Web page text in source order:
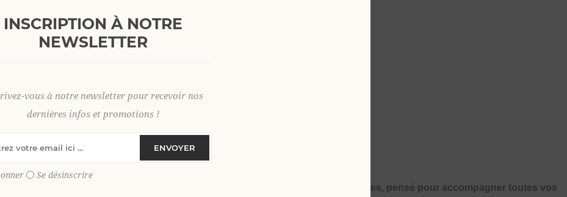
9306621026261
Cap sur le soleil avec notre short de bain à larges rayures, pensé pour accompagner toutes vos
INSCRIPTION À NOTRE
NEWSLETTER
vous à notre newsletter pour recevoir nos
dernières infos et promotions !
ENVOYER
Se désinscrire